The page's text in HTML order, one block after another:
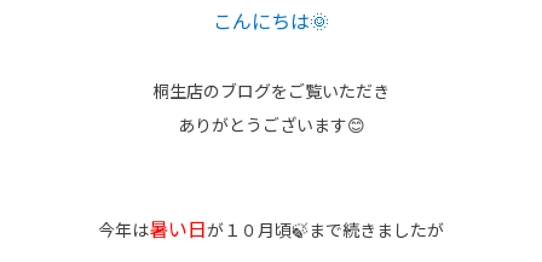
こんにちは🌞
桐生店のブログをご覧いただき
ありがとうございます😊
今年は暑い日が１０月頃🍃まで続きましたが